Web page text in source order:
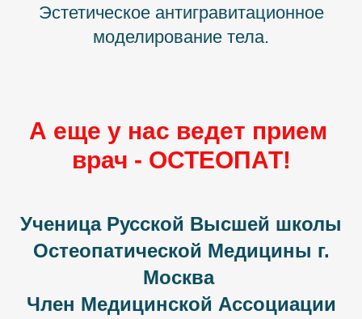
Эстетическое антигравитационное
моделирование тела.
А еще у нас ведет прием
врач - ОСТЕОПАТ!
Ученица Русской Высшей школы
Остеопатической Медицины г.
Москва
Член Медицинской Ассоциации